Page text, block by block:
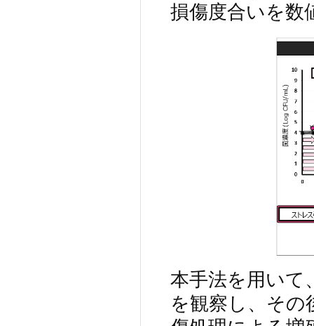
損傷度合いを数
本手法を用いて
を観察し、その